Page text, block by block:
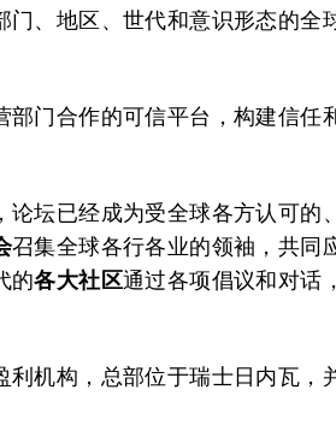
门、地区、世代和意识形态的全
部门合作的可信平台，构建信任
论坛已经成为受全球各方认可的
召集全球各行各业的领袖，共同
的各大社区通过各项倡议和对话
利机构，总部位于瑞士日内瓦，